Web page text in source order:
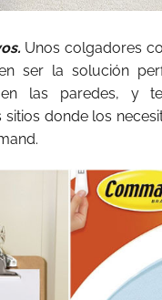
Unos colgadores
ser la solución
las paredes, y
donde los